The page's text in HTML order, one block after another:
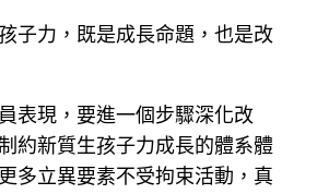
子力，既是成長命題，也是改
表現，要進一個步驟深化改
約新質生孩子力成長的體系體
多立異要素不受拘束活動，真